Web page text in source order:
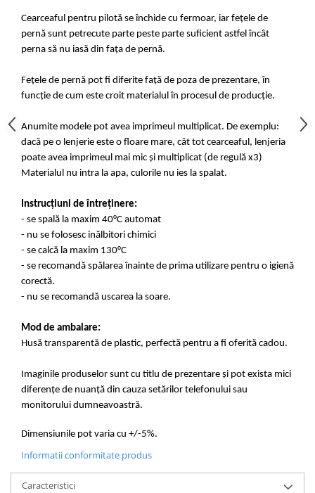
Cearceaful pentru pilotă se închide cu fermoar, iar fețele de
pernă sunt petrecute parte peste parte suficient astfel încât
perna să nu iasă din fața de pernă.
Fețele de pernă pot fi diferite față de poza de prezentare, în
funcție de cum este croit materialul în procesul de producție.
Anumite modele pot avea imprimeul multiplicat. De exemplu:
dacă pe o lenjerie este o floare mare, cât tot cearceaful, lenjeria
poate avea imprimeul mai mic și multiplicat (de regulă x3)
Materialul nu intra la apa, culorile nu ies la spalat.
Instrucțiuni de întreținere:
- se spală la maxim 40°C automat
- nu se folosesc inălbitori chimici
- se calcă la maxim 130°C
- se recomandă spălarea înainte de prima utilizare pentru o igienă
corectă.
- nu se recomandă uscarea la soare.
Mod de ambalare:
Husă transparentă de plastic, perfectă pentru a fi oferită cadou.
Imaginile produselor sunt cu titlu de prezentare și pot exista mici
diferențe de nuanță din cauza setărilor telefonului sau
monitorului dumneavoastră.
Dimensiunile pot varia cu +/-5%.
Informatii conformitate produs
Caracteristici